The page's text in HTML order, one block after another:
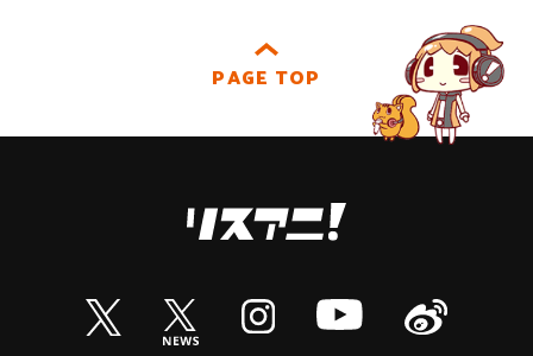
PAGE TOP